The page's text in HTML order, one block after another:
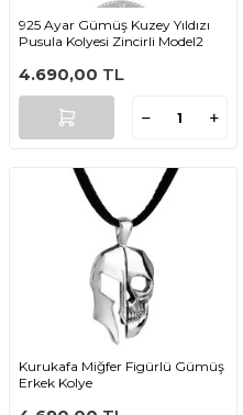
925 Ayar Gümüş Kuzey Yıldızı
Pusula Kolyesi Zincirli Model2
4.690,00 TL
Kurukafa Miğfer Figürlü Gümüş
Erkek Kolye